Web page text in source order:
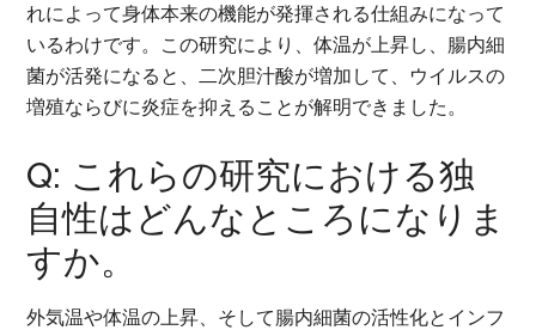
れによって身体本来の機能が発揮される仕組みになって
いるわけです。この研究により、体温が上昇し、腸内細
菌が活発になると、二次胆汁酸が増加して、ウイルスの
増殖ならびに炎症を抑えることが解明できました。
Q: これらの研究における独
自性はどんなところになりま
すか。
外気温や体温の上昇、そして腸内細菌の活性化とインフ